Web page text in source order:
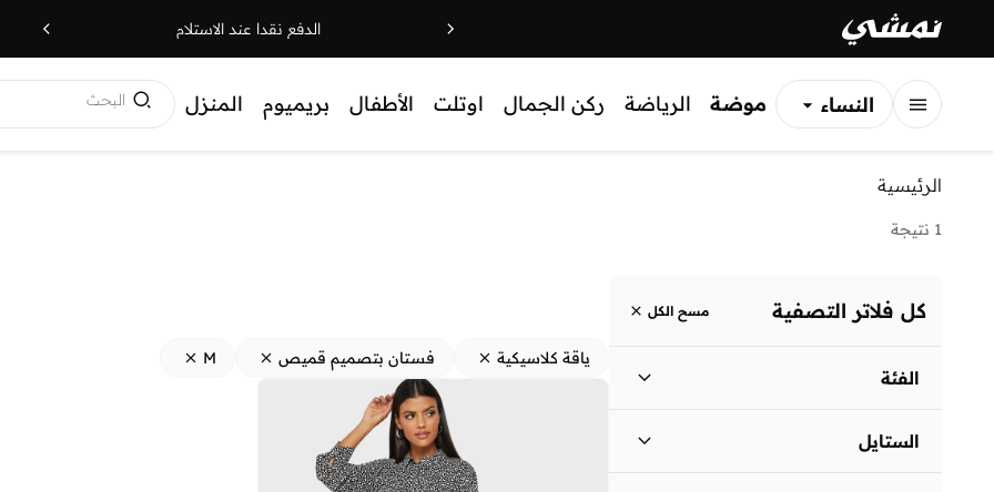
الدفع نقدا عند الاستلام
النساء
موضة الرياضة ركن الجمال اوتلت الأطفال بريميوم المنزل البحث
الرئيسية
1 نتيجة
كل فلاتر التصفية مسح الكل
الفئة
نساء
الستايل
ياقة كلاسيكية فستان بتصميم قميص M